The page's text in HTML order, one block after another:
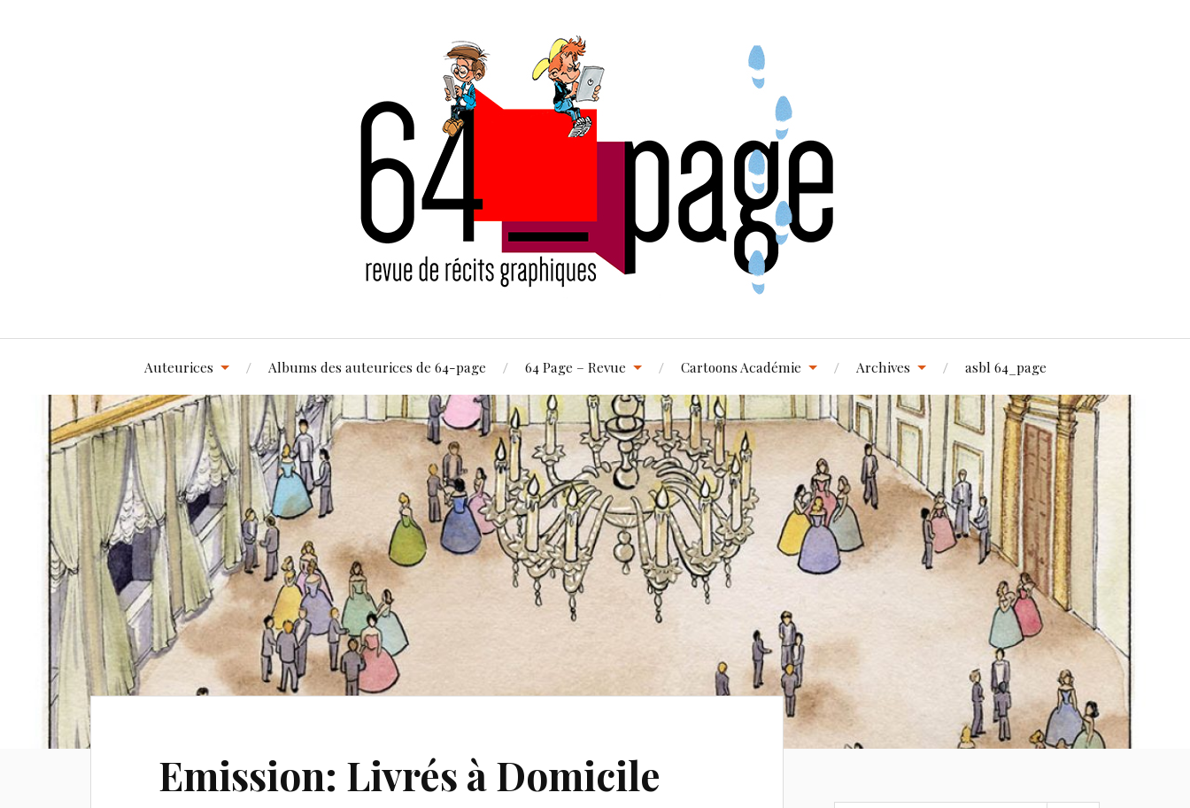
Auteurices Albums des auteurices de 64-page 64 Page – Revue Cartoons Académie Archives asbl 64_page
Emission: Livrés à Domicile